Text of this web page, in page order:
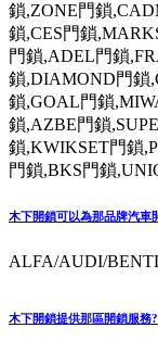
鎖,ZONE門鎖
鎖,CES門鎖
門鎖,ADEL門鎖
鎖,DIAMOND門鎖
鎖,GOAL門鎖
鎖,AZBE門鎖
鎖,KWIKSET門鎖
門鎖,BKS門鎖
木下開鎖可以為那品牌汽車
ALFA/AUDI/
木下開鎖提供那區開鎖服務?